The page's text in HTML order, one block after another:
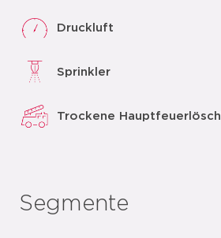
Druckluft
Sprinkler
Trockene
Segmente